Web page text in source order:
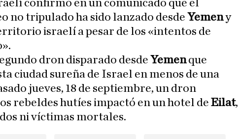
confirmó en un comunicado que el
no tripulado ha sido lanzado desde Yemeny
israelí a pesar de los «intentos de
dron disparado desde Yemenque
ciudad sureña de Israel en menos de una
jueves, 18 de septiembre, un dron
rebeldes hutíes impactó en un hotel de Eilat,
ni víctimas mortales.